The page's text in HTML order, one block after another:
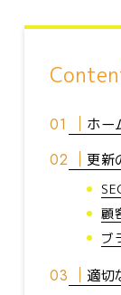
ホー
更新
顧
ブ
適切